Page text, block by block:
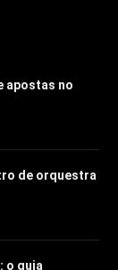
apostas no
de orquestra
o guia